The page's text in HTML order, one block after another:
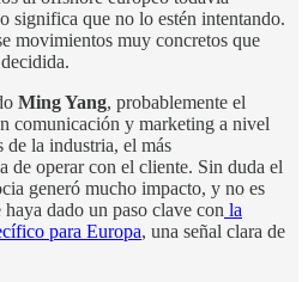
significa que no lo estén intentando.
movimientos muy concretos que
Ming Yang, probablemente el
comunicación y marketing a nivel
de la industria, el más
de operar con el cliente. Sin duda el
generó mucho impacto, y no es
dado un paso clave con la
para Europa, una señal clara de